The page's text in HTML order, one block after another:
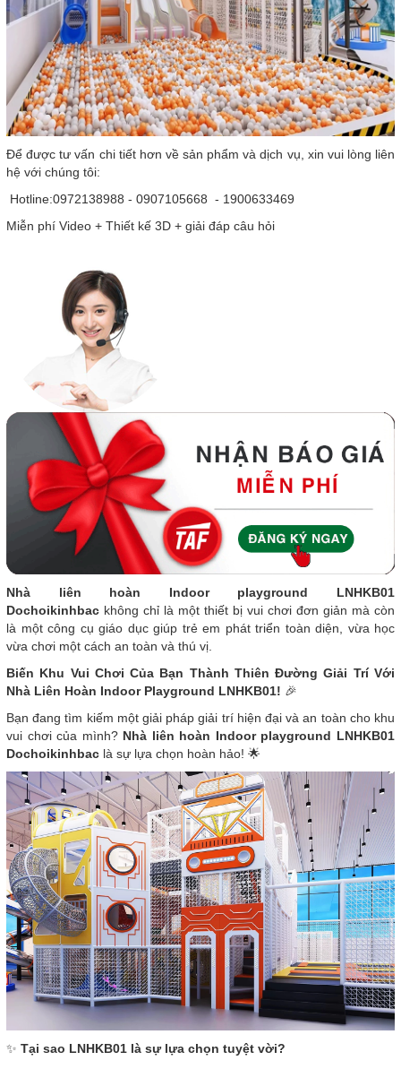
Để được tư vấn chi tiết hơn về sản phẩm và dịch vụ, xin vui lòng liên
hệ với chúng tôi:
Hotline:0972138988 - 0907105668 - 1900633469
Miễn phí Video + Thiết kế 3D + giải đáp câu hỏi
Nhà liên hoàn Indoor playground LNHKB01
Dochoikinhbac không chỉ là một thiết bị vui chơi đơn giản mà còn
là một công cụ giáo dục giúp trẻ em phát triển toàn diện, vừa học
vừa chơi một cách an toàn và thú vị.
Biến Khu Vui Chơi Của Bạn Thành Thiên Đường Giải Trí Với
Nhà Liên Hoàn Indoor Playground LNHKB01! 🎉
Bạn đang tìm kiếm một giải pháp giải trí hiện đại và an toàn cho khu
vui chơi của mình? Nhà liên hoàn Indoor playground LNHKB01
Dochoikinhbac là sự lựa chọn hoàn hảo! 🌟
✨ Tại sao LNHKB01 là sự lựa chọn tuyệt vời?